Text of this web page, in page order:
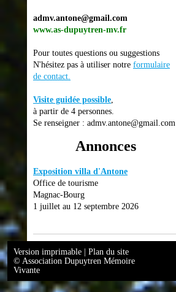
admv.antone@gmail.com
www.as-dupuytren-mv.fr
Pour toutes questions ou suggestions
N'hésitez pas à utiliser notre formulaire
de contact.
Visite guidée possible,
à partir de 4 personnes.
Se renseigner : admv.antone@gmail.com
Annonces
Exposition villa d'Antone
Office de tourisme
Magnac-Bourg
1 juillet au 12 septembre 2026
Version imprimable
Plan du site
© Association Dupuytren Mémoire
Vivante